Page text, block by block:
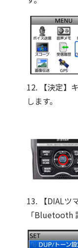
12. 【決定】
します。
13. 【DIALツ
「Bluetooth